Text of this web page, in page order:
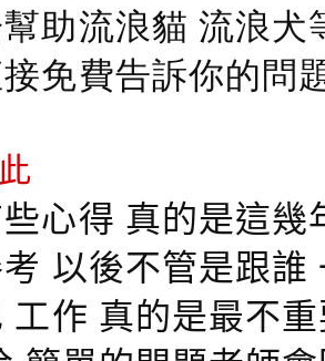
助流浪貓 流浪
免費告訴你的問
心得 真的是這
以後不管是跟
工作 真的是最不